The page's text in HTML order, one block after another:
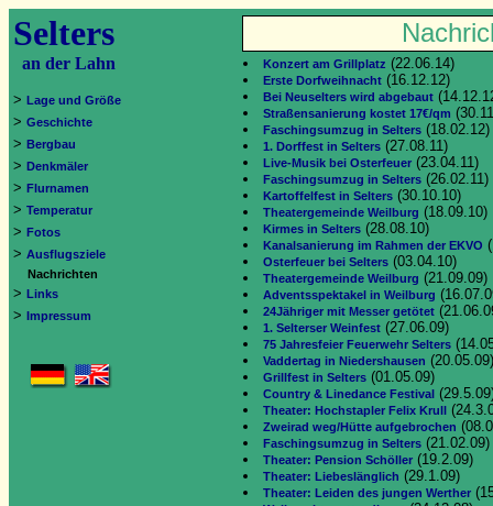
Selters
an der Lahn
> Lage und Größe
> Geschichte
> Bergbau
> Denkmäler
> Flurnamen
> Temperatur
> Fotos
> Ausflugsziele
Nachrichten
> Links
> Impressum
Konzert am Grillplatz (22.06.14)
Erste Dorfweihnacht (16.12.12)
Bei Neuselters wird abgebaut
Straßensanierung kostet 17€/qm
Faschingsumzug in Selters (18.02.12)
1. Dorffest in Selters (27.08.11)
Live-Musik bei Osterfeuer (23.04.11)
Faschingsumzug in Selters (26.02.11)
Kartoffelfest in Selters (30.10.10)
Theatergemeinde Weilburg (18.09.10)
Kirmes in Selters (28.08.10)
Kanalsanierung im Rahmen der EKVO
Osterfeuer bei Selters (03.04.10)
Theatergemeinde Weilburg (21.09.09)
Adventsspektakel in Weilburg
24Jähriger mit Messer getötet
1. Selterser Weinfest (27.06.09)
75 Jahresfeier Feuerwehr Selters
Vaddertag in Niedershausen
Grillfest in Selters (01.05.09)
Country & Linedance Festival
Theater: Hochstapler Felix Krull
Zweirad weg/Hütte aufgebrochen
Faschingsumzug in Selters (21.02.09)
Theater: Pension Schöller (19.2.09)
Theater: Liebeslänglich (29.1.09)
Theater: Leiden des jungen Werther